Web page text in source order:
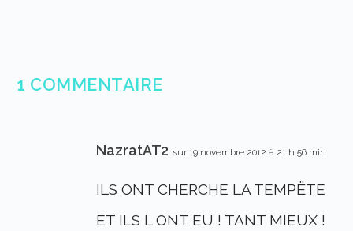
1 COMMENTAIRE
NazratAT2 sur 19 novembre 2012 à 21 h 56 min
ILS ONT CHERCHE LA TEMPËTE
ET ILS L ONT EU ! TANT MIEUX !